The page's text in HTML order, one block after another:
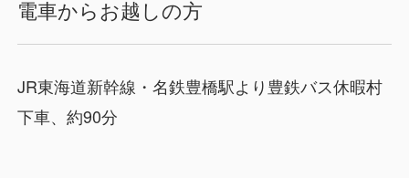
電車からお越しの方
JR東海道新幹線・名鉄豊橋駅より豊鉄バス休暇村
下車、約90分